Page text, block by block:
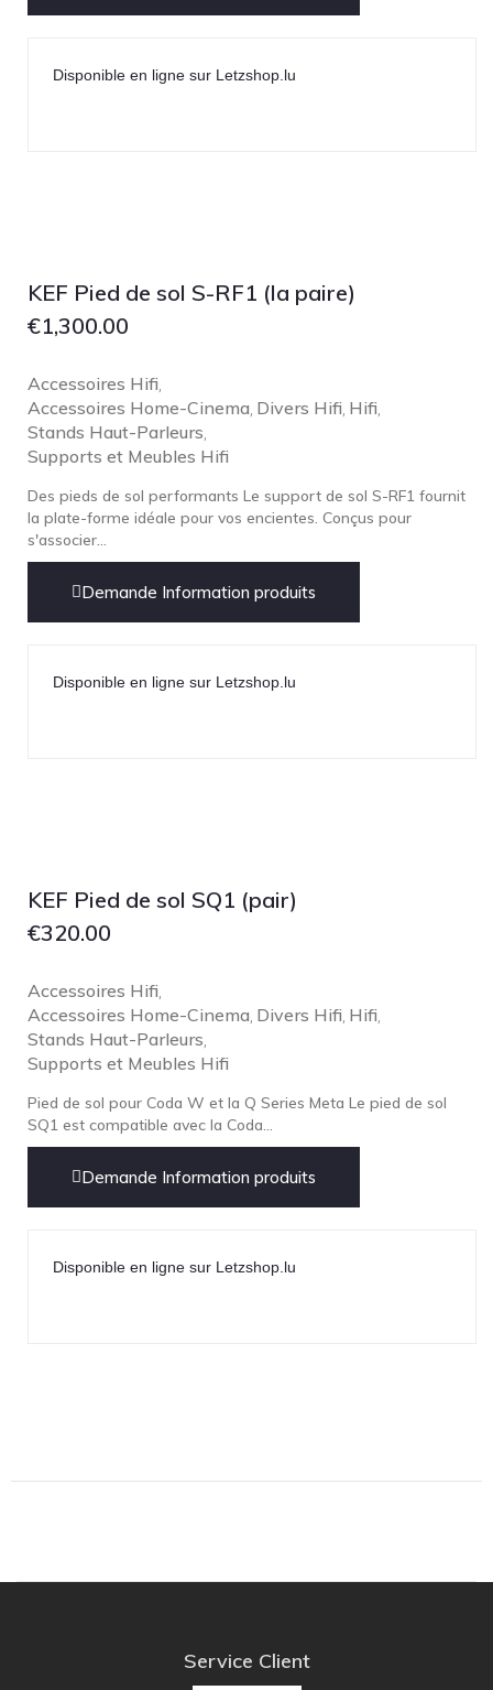
Transrotor
Disponible en ligne sur Letzshop.lu
KEF Pied de sol S-RF1 (la paire)
€1,300.00
Accessoires Hifi
Accessoires Home-Cinema Divers Hifi Hifi
Stands Haut-Parleurs
Supports et Meubles Hifi
Des pieds de sol performants Le support de sol S-RF1 fournit
la plate-forme idéale pour vos encientes. Conçus pour
s'associer...
Demande Information produits
Disponible en ligne sur Letzshop.lu
KEF Pied de sol SQ1 (pair)
€320.00
Accessoires Hifi
Accessoires Home-Cinema Divers Hifi Hifi
Stands Haut-Parleurs
Supports et Meubles Hifi
Pied de sol pour Coda W et la Q Series Meta Le pied de sol
SQ1 est compatible avec la Coda...
Demande Information produits
Disponible en ligne sur Letzshop.lu
Service Client